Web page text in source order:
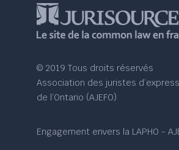
© 2019 Tous droits réservés
Association des juristes
de l’Ontario (AJEFO)
Engagement envers la LAPHO -